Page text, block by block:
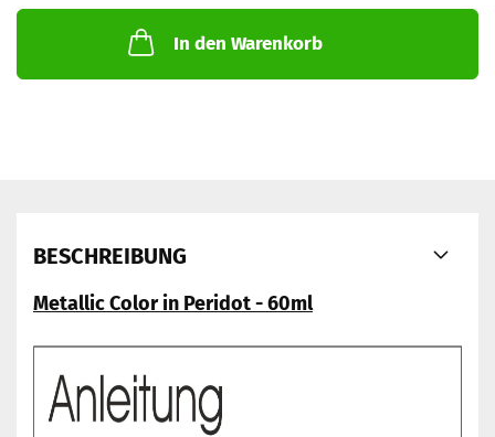
In den Warenkorb
BESCHREIBUNG
Metallic Color in Peridot - 60ml